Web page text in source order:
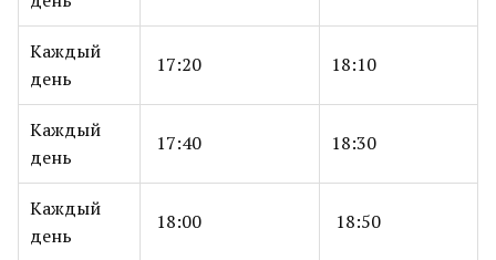
Каждый
день
17:20 18:10
Каждый
день
17:40 18:30
Каждый
день
18:00 18:50